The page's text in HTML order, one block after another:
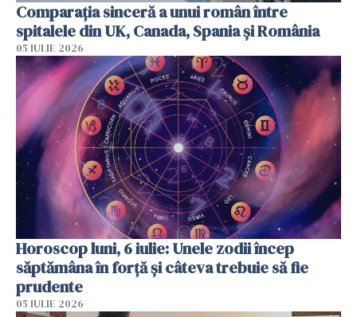
Comparația sinceră a unui român între
spitalele din UK, Canada, Spania și România
05 IULIE 2026
Horoscop luni, 6 iulie: Unele zodii încep
săptămâna în forță și câteva trebuie să fie
prudente
05 IULIE 2026